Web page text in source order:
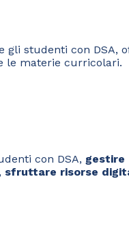
studenti con DSA,
le materie curricolari.
con DSA, gestire
sfruttare risorse